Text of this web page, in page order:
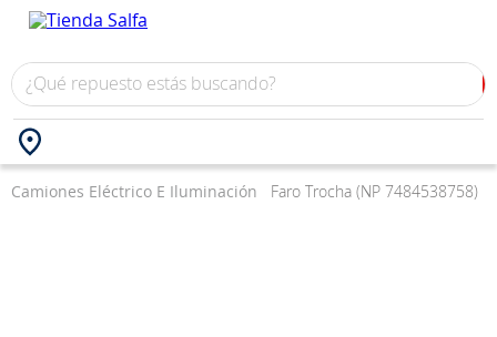
Camiones Eléctrico E Iluminación Faro Trocha (NP 7484538758)